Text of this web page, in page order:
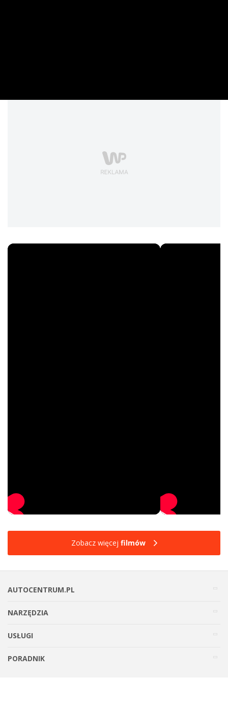
Zobacz więcej filmów
AUTOCENTRUM.PL
NARZĘDZIA
USŁUGI
PORADNIK